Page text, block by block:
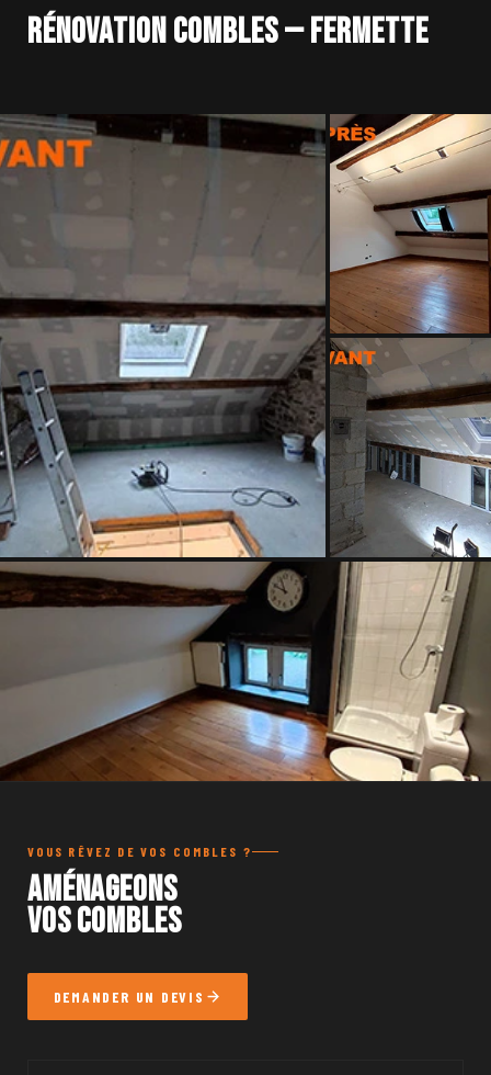
Rénovation combles — fermette
VOUS RÊVEZ DE VOS COMBLES ?
Aménageons
vos combles
DEMANDER UN DEVIS